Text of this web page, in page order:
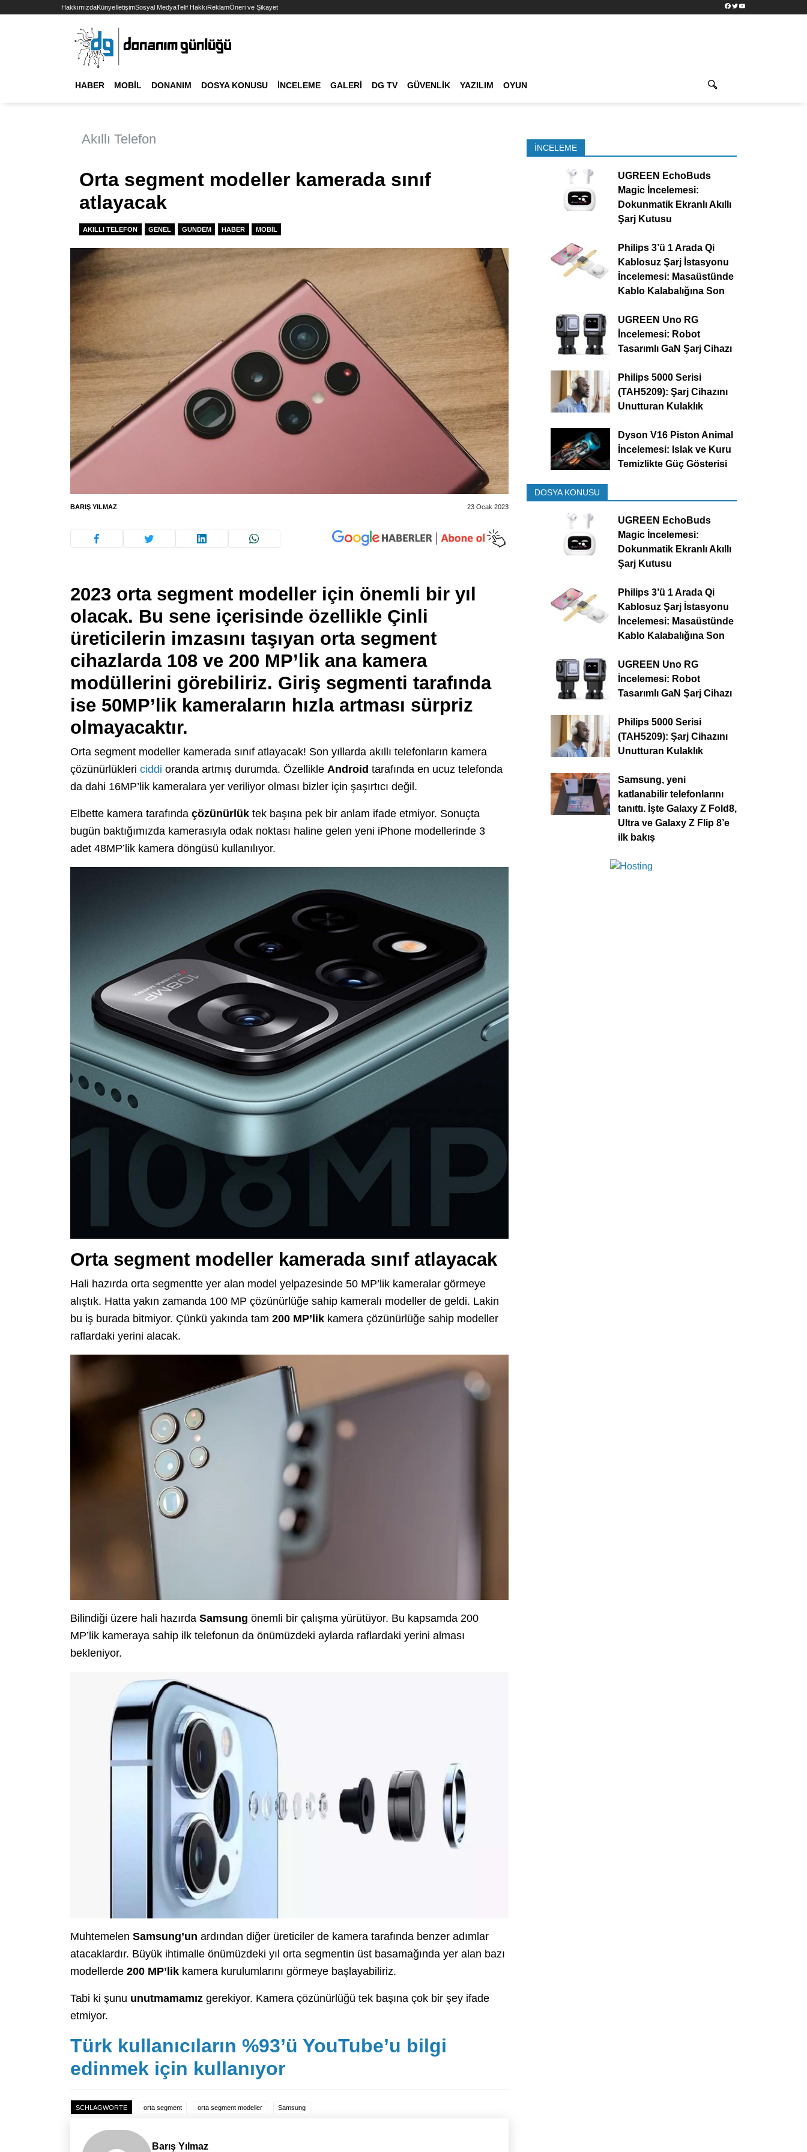
HakkımızdaKünyeİletişimSosyal MedyaTelif HakkıReklamÖneri ve Şikayet Facebook
TwitterYouTube
HABER MOBIL DONANIM DOSYA KONUSU İNCELEME GALERI DG TV GÜVENLIK YAZILIM OYUN
Akıllı Telefon
Orta segment modeller kamerada sınıf
atlayacak
AKILLI TELEFON GENEL GUNDEM HABER MOBIL
BARIŞ YILMAZ 23 Ocak 2023
2023 orta segment modeller için önemli bir yıl
olacak. Bu sene içerisinde özellikle Çinli
üreticilerin imzasını taşıyan orta segment
cihazlarda 108 ve 200 MP’lik ana kamera
modüllerini görebiliriz. Giriş segmenti tarafında
ise 50MP’lik kameraların hızla artması sürpriz
olmayacaktır.
Orta segment modeller kamerada sınıf atlayacak! Son yıllarda akıllı telefonların kamera
çözünürlükleri ciddi oranda artmış durumda. Özellikle Android tarafında en ucuz telefonda
da dahi 16MP’lik kameralara yer veriliyor olması bizler için şaşırtıcı değil.
Elbette kamera tarafında çözünürlük tek başına pek bir anlam ifade etmiyor. Sonuçta
bugün baktığımızda kamerasıyla odak noktası haline gelen yeni iPhone modellerinde 3
adet 48MP’lik kamera döngüsü kullanılıyor.
Orta segment modeller kamerada sınıf atlayacak
Hali hazırda orta segmentte yer alan model yelpazesinde 50 MP’lik kameralar görmeye
alıştık. Hatta yakın zamanda 100 MP çözünürlüğe sahip kameralı modeller de geldi. Lakin
bu iş burada bitmiyor. Çünkü yakında tam 200 MP’lik kamera çözünürlüğe sahip modeller
raflardaki yerini alacak.
Bilindiği üzere hali hazırda Samsung önemli bir çalışma yürütüyor. Bu kapsamda 200
MP’lik kameraya sahip ilk telefonun da önümüzdeki aylarda raflardaki yerini alması
bekleniyor.
Muhtemelen Samsung’un ardından diğer üreticiler de kamera tarafında benzer adımlar
atacaklardır. Büyük ihtimalle önümüzdeki yıl orta segmentin üst basamağında yer alan bazı
modellerde 200 MP’lik kamera kurulumlarını görmeye başlayabiliriz.
Tabi ki şunu unutmamamız gerekiyor. Kamera çözünürlüğü tek başına çok bir şey ifade
etmiyor.
Türk kullanıcıların %93’ü YouTube’u bilgi
edinmek için kullanıyor
SCHLAGWORTE orta segment orta segment modeller Samsung
Barış Yılmaz
İNCELEME
UGREEN EchoBuds
Magic İncelemesi:
Dokunmatik Ekranlı Akıllı
Şarj Kutusu
Philips 3’ü 1 Arada Qi
Kablosuz Şarj İstasyonu
İncelemesi: Masaüstünde
Kablo Kalabalığına Son
UGREEN Uno RG
İncelemesi: Robot
Tasarımlı GaN Şarj Cihazı
Philips 5000 Serisi
(TAH5209): Şarj Cihazını
Unutturan Kulaklık
Dyson V16 Piston Animal
İncelemesi: Islak ve Kuru
Temizlikte Güç Gösterisi
DOSYA KONUSU
UGREEN EchoBuds
Magic İncelemesi:
Dokunmatik Ekranlı Akıllı
Şarj Kutusu
Philips 3’ü 1 Arada Qi
Kablosuz Şarj İstasyonu
İncelemesi: Masaüstünde
Kablo Kalabalığına Son
UGREEN Uno RG
İncelemesi: Robot
Tasarımlı GaN Şarj Cihazı
Philips 5000 Serisi
(TAH5209): Şarj Cihazını
Unutturan Kulaklık
Samsung, yeni
katlanabilir telefonlarını
tanıttı. İşte Galaxy Z Fold8,
Ultra ve Galaxy Z Flip 8’e
ilk bakış